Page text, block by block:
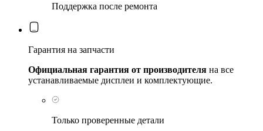
Поддержка после ремонта
Гарантия на запчасти
Официальная гарантия от производителя на все
устанавливаемые дисплеи и комплектующие.
Только проверенные детали